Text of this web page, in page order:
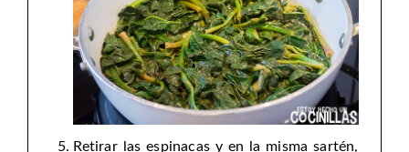
Retirar las espinacas y en la misma sartén,